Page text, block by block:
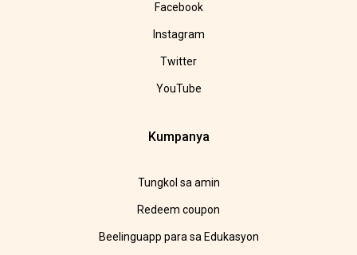
Facebook
Instagram
Twitter
YouTube
Kumpanya
Tungkol sa amin
Redeem coupon
Beelinguapp para sa Edukasyon